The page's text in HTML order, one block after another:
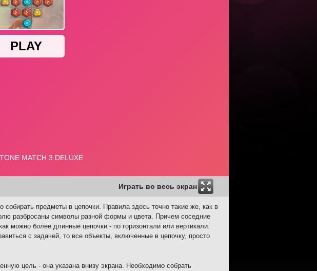
Играть во весь экран
собирать предметы в цепочки. Правила здесь точно такие же, как в
разбросаны символы разной формы и цвета. Причем соседние
можно более длинные цепочки - по горизонтали или вертикали.
с задачей, то все объекты, включенные в цепочку, просто
цель - она указана внизу экрана. Необходимо собрать